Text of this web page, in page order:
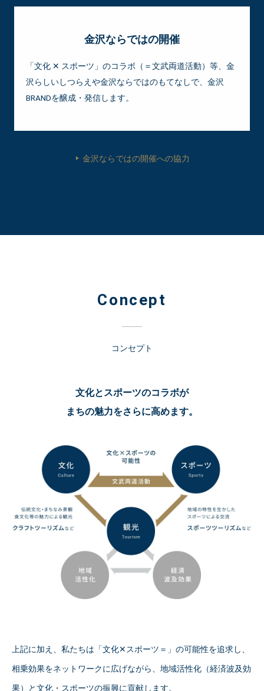
金沢ならではの開催
「文化 ✕ スポーツ」のコラボ（＝文武両道活動）等、金
沢らしいしつらえや金沢ならではのもてなしで、金沢
BRANDを醸成・発信します。
金沢ならではの開催への協力
Concept
コンセプト
文化とスポーツのコラボが
まちの魅力をさらに高めます。
上記に加え、私たちは「文化✕スポーツ＝」の可能性を追求し、
相乗効果をネットワークに広げながら、地域活性化（経済波及効
果）と文化・スポーツの振興に貢献します。